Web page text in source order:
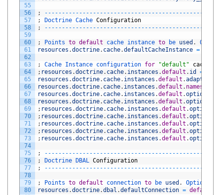
55
56
57
58
59
60
61
62
63
64
65
66
67
68
69
70
71
72
73
74
75
76
77
78
79
80
; -- -- -- -- -- -- -- -- -- -- -- -- -- -- -- -- -- -- -- -- -- -- --
;
Doctrine Cache Configuration
;
-- -- -- -- -- -- -- -- -- -- -- -- -- -- -- -- -- -- -- -- -- -- --
; Points to default cache instance to be used .
resources .doctrine. cache.defaultCacheInstance =
; Cache Instance configuration for "default"
cache
; resources .doctrine. cache. instances .default . id =
resources .doctrine. cache. instances .default .
resources .doctrine. cache. instances .default . namespace
resources .doctrine. cache. instances .default .options
resources .doctrine. cache. instances .default .options
; resources .doctrine. cache. instances .default .options
; resources .doctrine. cache. instances .default .options
; resources .doctrine. cache. instances .default .options
; resources .doctrine. cache. instances .default .options
; resources .doctrine. cache. instances .default .options
; -- -- -- -- -- -- -- -- -- -- -- -- -- -- -- -- -- -- -- -- -- -- --
;
Doctrine DBAL Configuration
;
-- -- -- -- -- -- -- -- -- -- -- -- -- -- -- -- -- -- -- -- -- -- --
; Points to default connection to be used . Optional
resources .doctrine.dbal .defaultConnection = default